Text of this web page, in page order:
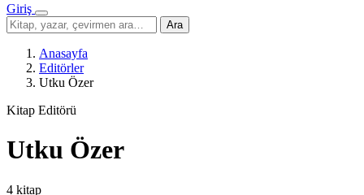
Giriş
Menü
Sitede
ara
Ara
Anasayfa
Editörler
Utku Özer
Kitap Editörü
Utku Özer
4 kitap